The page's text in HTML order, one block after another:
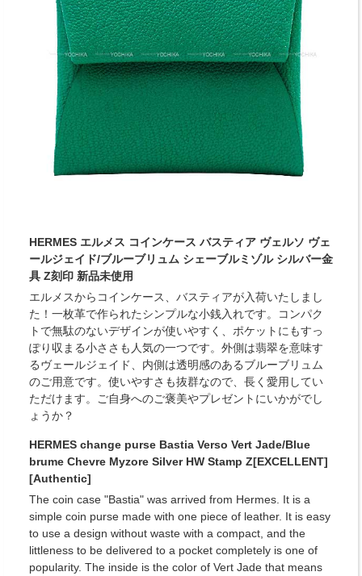
HERMES エルメス コインケース バスティア ヴェルソ ヴェ
ールジェイド/ブルーブリュム シェーブルミゾル シルバー金
具 Z刻印 新品未使用
エルメスからコインケース、バスティアが入荷いたしまし
た！一枚革で作られたシンプルな小銭入れです。コンパク
トで無駄のないデザインが使いやすく、ポケットにもすっ
ぽり収まる小ささも人気の一つです。外側は翡翠を意味す
るヴェールジェイド、内側は透明感のあるブルーブリュム
のご用意です。使いやすさも抜群なので、長く愛用してい
ただけます。ご自身へのご褒美やプレゼントにいかがでし
ょうか？
HERMES change purse Bastia Verso Vert Jade/Blue
brume Chevre Myzore Silver HW Stamp Z[EXCELLENT]
[Authentic]
The coin case "Bastia" was arrived from Hermes. It is a
simple coin purse made with one piece of leather. It is easy
to use a design without waste with a compact, and the
littleness to be delivered to a pocket completely is one of
popularity. The inside is the color of Vert Jade that means